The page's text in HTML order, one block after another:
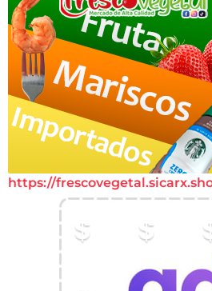
https://